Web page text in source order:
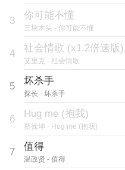
3 你可能不懂
三块木头 - 你可能不懂
4 社会情歌 (x1.2倍速版)
艾里克 - 社会情歌
5 坏杀手
探长 - 坏杀手
6 Hug me (抱我)
蔡徐坤 - Hug me (抱我)
7 值得
温政贤 - 值得